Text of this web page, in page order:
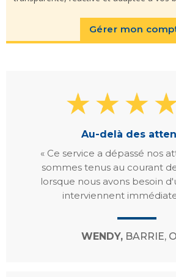
Gérer mon
Au-delà des
« Ce service a dépassé nos
sommes tenus au courant
lorsque nous avons besoin
interviennent
WENDY,BARRIE,